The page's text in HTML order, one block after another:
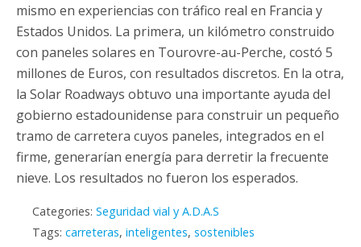
mismo en experiencias con tráfico real en Francia y
Estados Unidos. La primera, un kilómetro construido
con paneles solares en Tourovre-au-Perche, costó 5
millones de Euros, con resultados discretos. En la otra,
la Solar Roadways obtuvo una importante ayuda del
gobierno estadounidense para construir un pequeño
tramo de carretera cuyos paneles, integrados en el
firme, generarían energía para derretir la frecuente
nieve. Los resultados no fueron los esperados.
Categories: Seguridad vial y A.D.A.S
Tags: carreteras, inteligentes, sostenibles